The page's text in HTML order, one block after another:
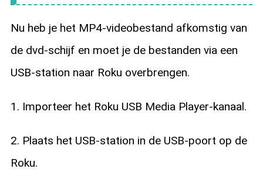
Nu heb je het MP4-videobestand afkomstig van
de dvd-schijf en moet je de bestanden via een
USB-station naar Roku overbrengen.
1. Importeer het Roku USB Media Player-kanaal.
2. Plaats het USB-station in de USB-poort op de
Roku.